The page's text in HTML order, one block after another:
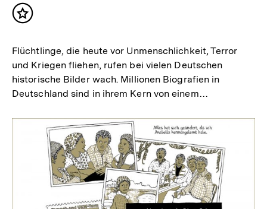
Inhalt
Flüchtlinge, die heute vor Unmenschlichkeit, Terror
und Kriegen fliehen, rufen bei vielen Deutschen
historische Bilder wach. Millionen Biografien in
Deutschland sind in ihrem Kern von einem…